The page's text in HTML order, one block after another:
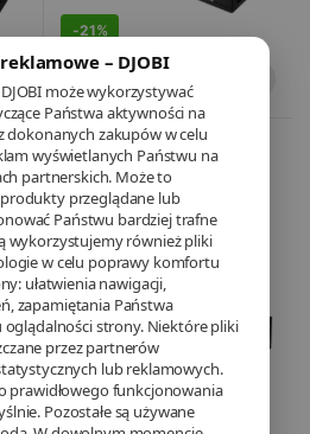
– DJOBI
może wykorzystywać
Państwa aktywności na
dokonanych zakupów w celu
wyświetlanych Państwu na
partnerskich. Może to
przeglądane lub
Państwu bardziej trafne
wykorzystujemy również pliki
w celu poprawy komfortu
ułatwienia nawigacji,
zapamiętania Państwa
strony. Niektóre pliki
przez partnerów
lub reklamowych.
prawidłowego funkcjonowania
Pozostałe są używane
-21%
219,11
276,42€
Żywienie,Komponenty
komputerowe,Informatyka
PROMOTIONS
ASUS ROG Loki SFX-L –
Alimentation 850W PLATINUM
– 24-pin ATX
-10%
235,23